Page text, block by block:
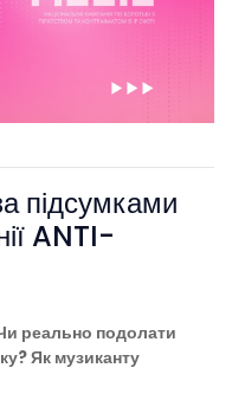
підсумками
ANTI-
реально подолати
Як музиканту